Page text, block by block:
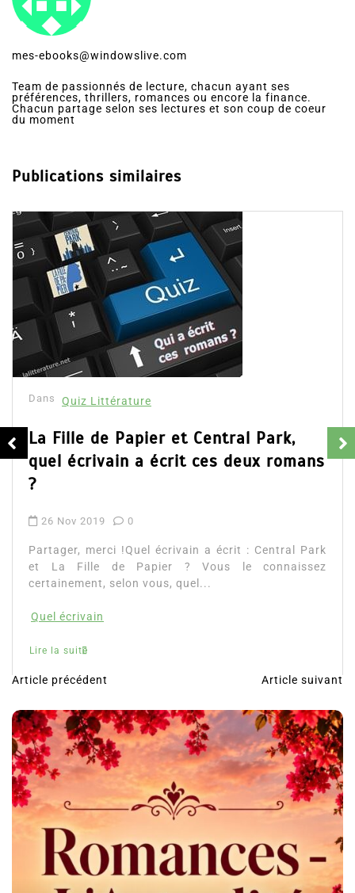
mes-ebooks@windowslive.com
Team de passionnés de lecture, chacun ayant ses
préférences, thrillers, romances ou encore la finance.
Chacun partage selon ses lectures et son coup de coeur
du moment
Publications similaires
Dans Quiz Littérature
La Fille de Papier et Central Park,
quel écrivain a écrit ces deux romans
?
26 Nov 2019 0
Partager, merci !Quel écrivain a écrit : Central Park
et La Fille de Papier ? Vous le connaissez
certainement, selon vous, quel...
Quel écrivain
Lire la suite
N
a
v
i
g
a
t
Article précédent Article suivant